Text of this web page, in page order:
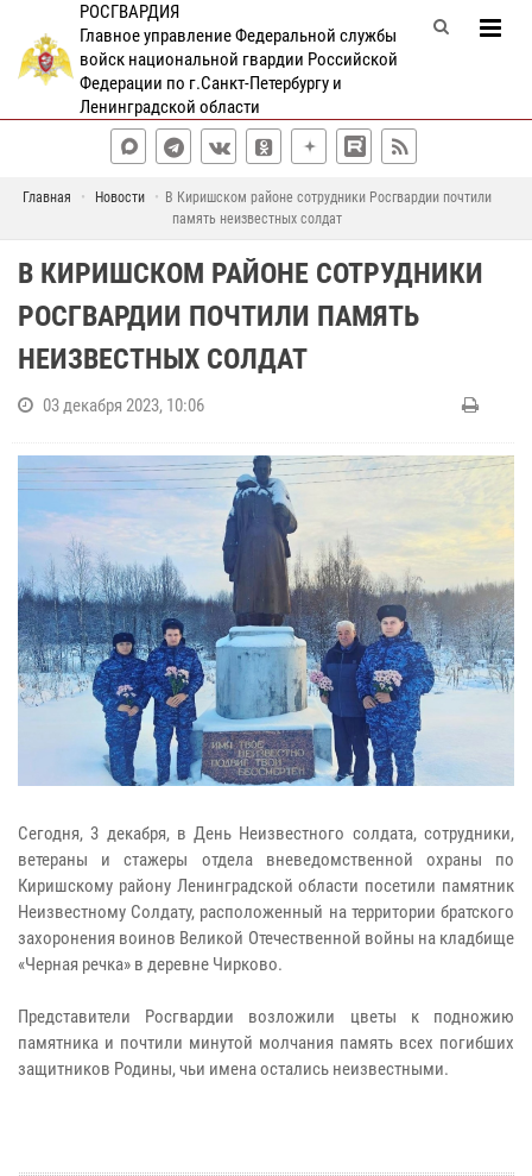
РОСГВАРДИЯ
Главное управление Федеральной службы
войск национальной гвардии Российской
Федерации по г.Санкт-Петербургу и
Ленинградской области
Главная Новости
В Киришском районе сотрудники Росгвардии почтили
память неизвестных солдат
В КИРИШСКОМ РАЙОНЕ СОТРУДНИКИ
РОСГВАРДИИ ПОЧТИЛИ ПАМЯТЬ
НЕИЗВЕСТНЫХ СОЛДАТ
03 декабря 2023, 10:06
Сегодня, 3 декабря, в День Неизвестного солдата, сотрудники,
ветераны и стажеры отдела вневедомственной охраны по
Киришскому району Ленинградской области посетили памятник
Неизвестному Солдату, расположенный на территории братского
захоронения воинов Великой Отечественной войны на кладбище
«Черная речка» в деревне Чирково.
Представители Росгвардии возложили цветы к подножию
памятника и почтили минутой молчания память всех погибших
защитников Родины, чьи имена остались неизвестными.​​​​​​​